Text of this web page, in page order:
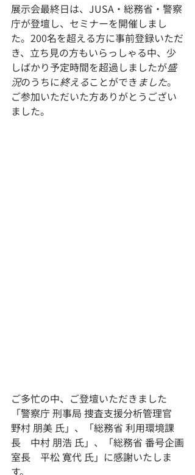
展示会最終日は、JUSA・総務省・警察
庁が登壇し、セミナーを開催しまし
た。200名を超える方に事前登録いただ
き、立ち見の方もいらっしゃる中、少
しばかり予定時間を超過しましたが盛
況のうちに終えることができ ました。
ご参加いただいた方ありがとうござい
ました。
ご多忙の中、ご登壇いただきました
「警察庁 刑事局 捜査支援分析管理官
野村 朋美 氏」、「総務省 利用環境課
長　中村 朋浩 氏」、「総務省 番号企画
室長　平松 寛代 氏」に感謝いたしま
す。